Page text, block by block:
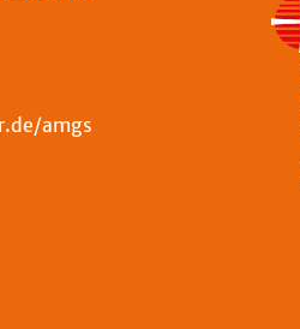
amgs